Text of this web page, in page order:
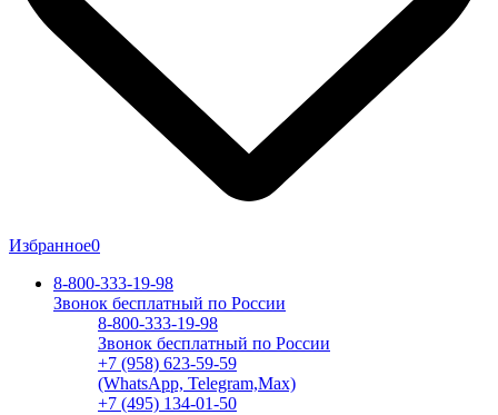
Избранное0
8-800-333-19-98
Звонок бесплатный по России
8-800-333-19-98
Звонок бесплатный по России
+7 (958) 623-59-59
(WhatsApp, Telegram,Max)
+7 (495) 134-01-50